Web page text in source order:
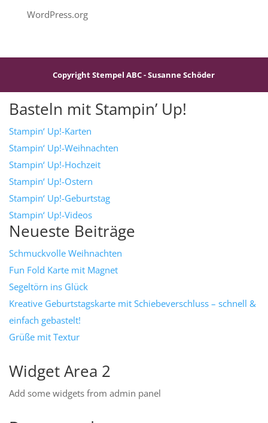
WordPress.org
Copyright Stempel ABC - Susanne Schöder
Basteln mit Stampin’ Up!
Stampin‘ Up!-Karten
Stampin‘ Up!-Weihnachten
Stampin‘ Up!-Hochzeit
Stampin‘ Up!-Ostern
Stampin‘ Up!-Geburtstag
Stampin‘ Up!-Videos
Neueste Beiträge
Schmuckvolle Weihnachten
Fun Fold Karte mit Magnet
Segeltörn ins Glück
Kreative Geburtstagskarte mit Schiebeverschluss – schnell &
einfach gebastelt!
Grüße mit Textur
Widget Area 2
Add some widgets from admin panel